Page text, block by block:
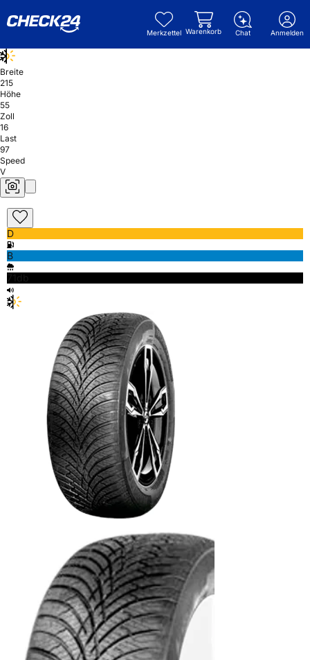
Merkzettel Warenkorb Chat Anmelden
Breite
215
Höhe
55
Zoll
16
Last
97
Speed
V
D
B
71db